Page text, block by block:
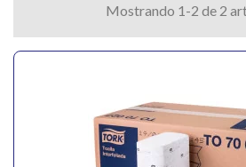
Mostrando 1-2 de 2